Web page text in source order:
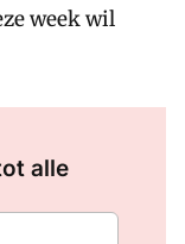
week wil
alle